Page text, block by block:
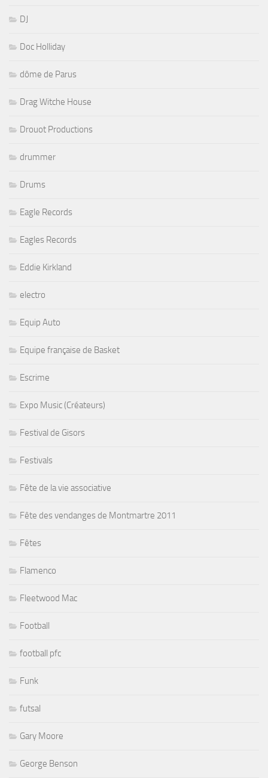
DJ
Doc Holliday
dôme de Parus
Drag Witche House
Drouot Productions
drummer
Drums
Eagle Records
Eagles Records
Eddie Kirkland
electro
Equip Auto
Equipe française de Basket
Escrime
Expo Music (Créateurs)
Festival de Gisors
Festivals
Fête de la vie associative
Fête des vendanges de Montmartre 2011
Fêtes
Flamenco
Fleetwood Mac
Football
football pfc
Funk
futsal
Gary Moore
George Benson